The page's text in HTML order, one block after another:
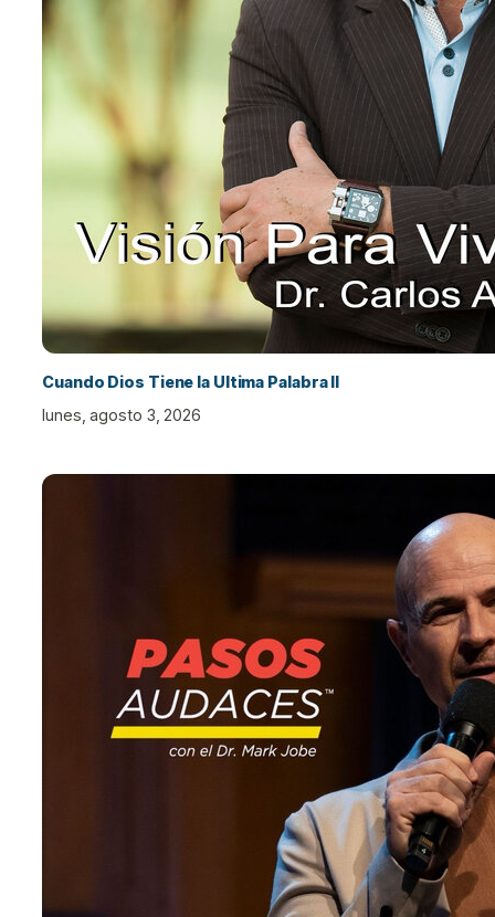
Cuando Dios Tiene la Ultima Palabra II
lunes, agosto 3, 2026